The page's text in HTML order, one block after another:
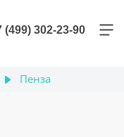
(499) 302-23-90
Пенза